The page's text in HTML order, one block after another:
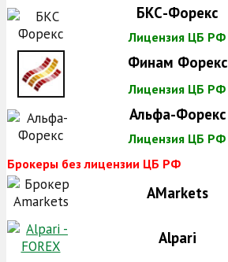
БКС-Форекс
Лицензия ЦБ РФ
Финам Форекс
Лицензия ЦБ РФ
Альфа-Форекс
Лицензия ЦБ РФ
Брокеры без лицензии ЦБ РФ
AMarkets
Alpari